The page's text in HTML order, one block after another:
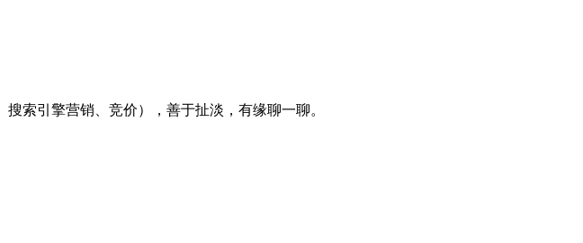
索引擎营销、竞价），善于扯淡，有缘聊一聊。